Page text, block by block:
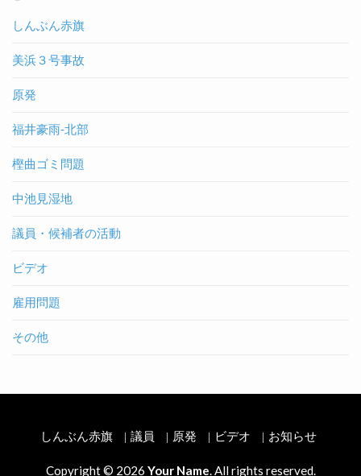
しんぶん赤旗
美浜３号事故
原発
福井豪雨-北部
樫曲ゴミ問題
中池見湿地
議員・候補者の活動
ビデオ
雇用問題
その他
しんぶん赤旗 議員 原発 ビデオ お知らせ
Copyright © 2026 Your Name. All rights reserved.